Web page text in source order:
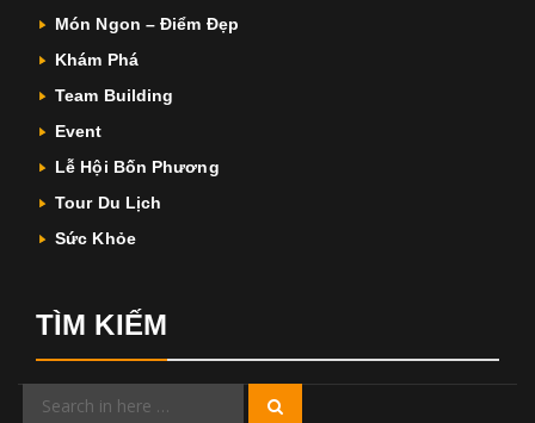
Món Ngon – Điểm Đẹp
Khám Phá
Team Building
Event
Lễ Hội Bốn Phương
Tour Du Lịch
Sức Khỏe
TÌM KIẾM
Search